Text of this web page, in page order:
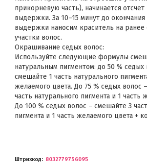
прикорневую часть), начинается
выдержки. За 10–15 минут до
выдержки наносим краситель на
участки волос.
Окрашивание седых волос:
Используйте следующие формулы
натуральным пигментом: до 50 % седых
смешайте 1 часть натурального
желаемого цвета. До 75 % седых волос
часть натурального пигмента и 1 часть
До 100 % седых волос – смешайте 3
пигмента и 1 часть желаемого цвета +
Штрихкод
8032779756095